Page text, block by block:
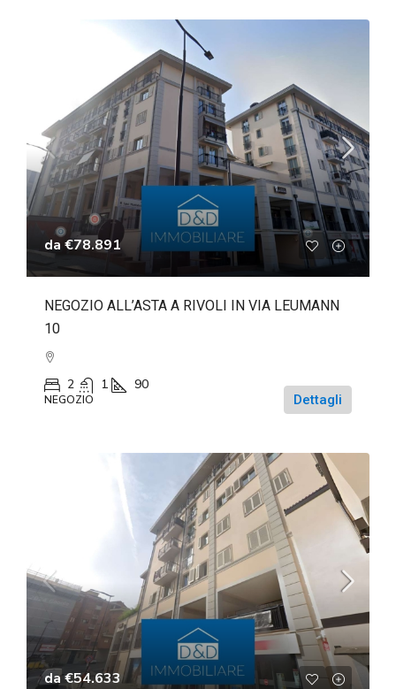
da €78.891
NEGOZIO ALL’ASTA A RIVOLI IN VIA LEUMANN
10
2 1 90
NEGOZIO Dettagli
da€54.633